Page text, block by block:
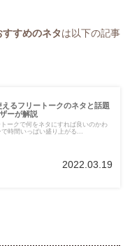
すすめのネタは以下の記事
るフリートークのネタと話題
ーが解説
ークで何をネタにすれば良いのかわ
時間いっぱい盛り上がる...
2022.03.19